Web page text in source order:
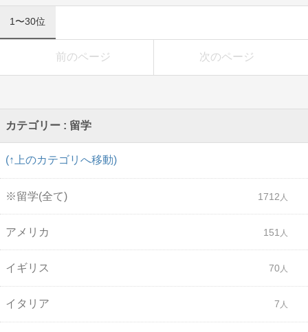
1〜30位
前のページ 次のページ
カテゴリー : 留学
(↑上のカテゴリへ移動)
※留学(全て) 1712
アメリカ 151
イギリス 70
イタリア 7